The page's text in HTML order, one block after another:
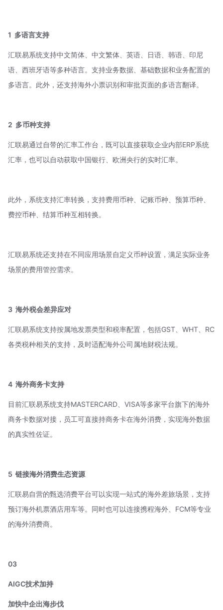
1 多语言支持
汇联易系统支持中文简体、中文繁体、英语、日语、韩语、印尼
语、西班牙语等多种语言。支持业务数据、基础数据和业务配置的
多语言。此外，还支持海外小票识别和审批页面的多语言翻译。
2 多币种支持
汇联易通过自带的汇率工作台，既可以直接获取企业内部ERP系统
汇率，也可以自动获取中国银行、欧洲央行的实时汇率。
此外，系统支持汇率转换，支持费用币种、记账币种、预算币种、
费控币种、结算币种互相转换。
汇联易系统还支持在不同应用场景自定义币种设置，满足实际业务
场景的费用管控需求。
3 海外税会差异应对
汇联易系统支持按属地发票类型和税率配置，包括GST、WHT、RC
各类税种相关的支持，及时适配海外公司属地财税法规。
4 海外商务卡支持
目前汇联易系统支持MASTERCARD、VISA等多家平台旗下的海外
商务卡数据对接，员工可直接持商务卡在海外消费，实现海外数据
的真实性佐证。
5 链接海外消费生态资源
汇联易自营的甄选消费平台可以实现一站式的海外差旅场景，支持
预订海外机票酒店用车等。同时也可以连接携程海外、FCM等专业
的海外消费商。
03
AIGC技术加持
加快中企出海步伐